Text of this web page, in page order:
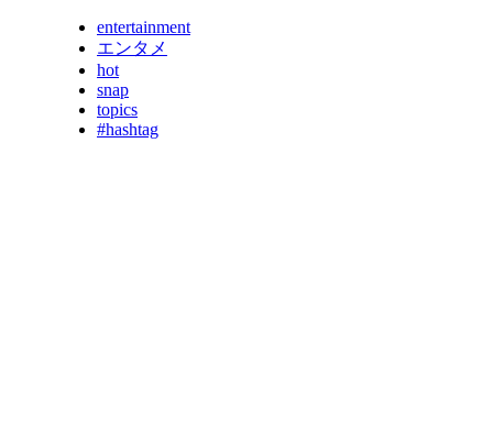
entertainment
エンタメ
hot
snap
topics
#hashtag